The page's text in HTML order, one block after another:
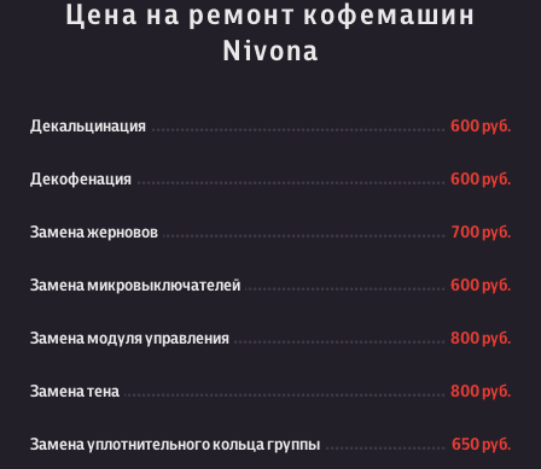
Цена на ремонт кофемашин
Nivona
Декальцинация 600 руб.
Декофенация 600 руб.
Замена жерновов 700 руб.
Замена микровыключателей 600 руб.
Замена модуля управления 800 руб.
Замена тена 800 руб.
Замена уплотнительного кольца группы 650 руб.